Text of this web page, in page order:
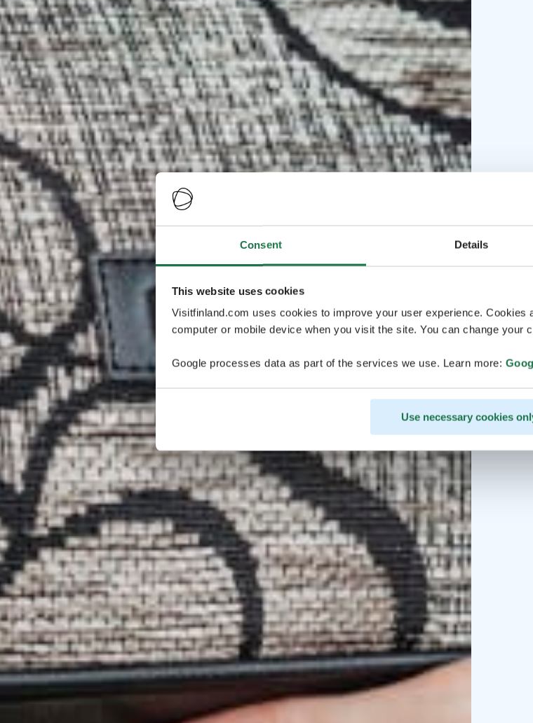
Consent Details
This website uses cookies
Visitfinland.com uses cookies to improve your user experience. Cookies
computer or mobile device when you visit the site. You can change your
Google processes data as part of the services we use. Learn more:
Use necessary cookies